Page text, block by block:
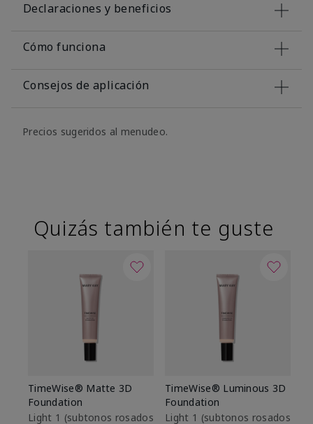
Declaraciones y beneficios
Cómo funciona
Consejos de aplicación
Precios sugeridos al menudeo.
Quizás también te guste
TimeWise® Matte 3D
Foundation
Light 1​ (subtonos rosados
TimeWise® Luminous 3D
Foundation
Light 1​ (subtonos rosados